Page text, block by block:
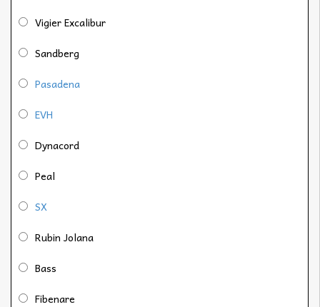
Vigier Excalibur
Sandberg
Pasadena
EVH
Dynacord
Peal
SX
Rubin Jolana
Bass
Fibenare